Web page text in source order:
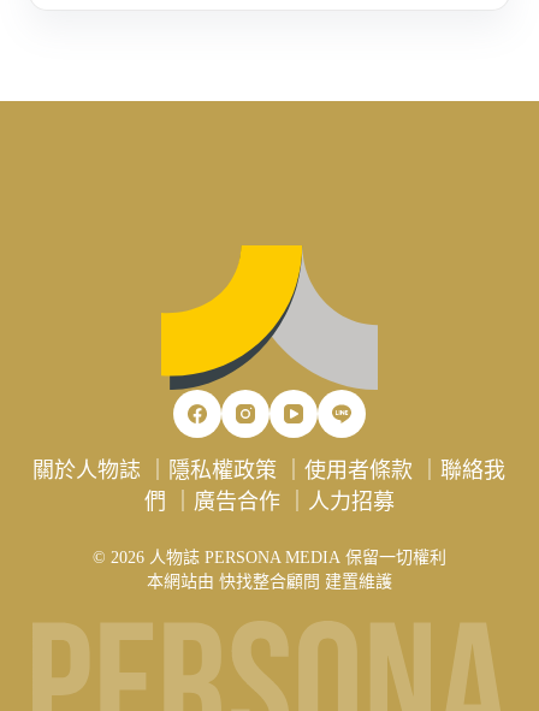
關於人物誌 隱私權政策 ｜使用者條款 ｜聯絡我
們
廣告合作｜ 人力招募
© 2026 人物誌 PERSONA MEDIA 保留一切權利
本網站由 快找整合顧問 建置維護